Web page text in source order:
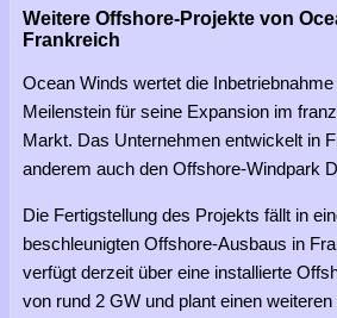
Weitere Offshore-Projekte von
Frankreich
Ocean Winds wertet die
Meilenstein für seine Expansion im
Markt. Das Unternehmen entwickelt in
anderem auch den Offshore-Windpark
Die Fertigstellung des Projekts fällt in
beschleunigten Offshore-Ausbaus in
verfügt derzeit über eine installierte
von rund 2 GW und plant einen